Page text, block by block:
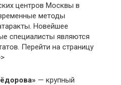
центров Москвы в
методы
Новейшее
специалисты являются
Перейти на страницу
— крупный